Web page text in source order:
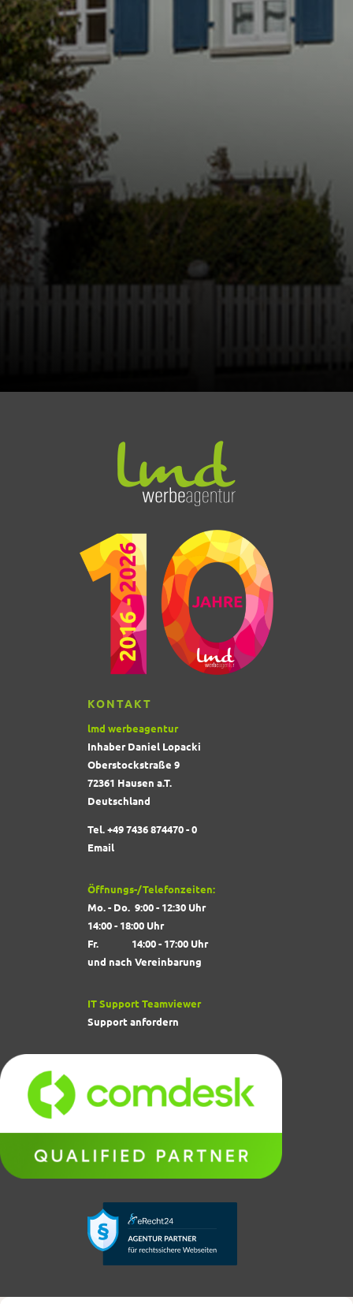
KONTAKT
lmd werbeagentur
Inhaber Daniel Lopacki
Oberstockstraße 9
72361 Hausen a.T.
Deutschland
Tel. +49 7436 874470 - 0
Email
Öffnungs-/Telefonzeiten:
Mo. - Do. 9:00 - 12:30 Uhr
14:00 - 18:00 Uhr
Fr. 14:00 - 17:00 Uhr
und nach Vereinbarung
IT Support Teamviewer
Support anfordern